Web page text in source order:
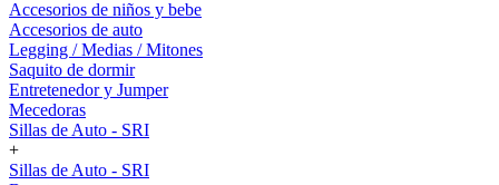
Accesorios de niños y bebe
Accesorios de auto
Legging / Medias / Mitones
Saquito de dormir
Entretenedor y Jumper
Mecedoras
Sillas de Auto - SRI
+
Sillas de Auto - SRI